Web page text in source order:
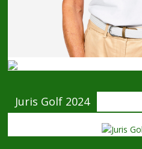
Juris Golf 2024